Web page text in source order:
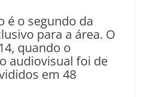
é o segundo da
para a área. O
quando o
audiovisual foi de
em 48